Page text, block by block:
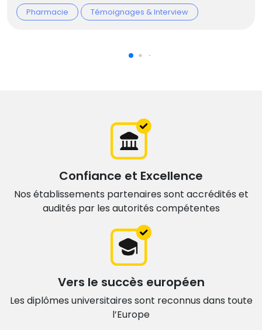
Pharmacie Témoignages & Interview
Confiance et Excellence
Nos établissements partenaires sont accrédités et
audités par les autorités compétentes
Vers le succès européen
Les diplômes universitaires sont reconnus dans toute
l’Europe